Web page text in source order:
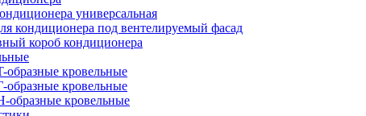
универсальная
кондиционера под вентелируемый фасад
короб кондиционера
образные кровельные
образные кровельные
образные кровельные